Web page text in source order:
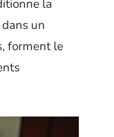
la
un
forment le